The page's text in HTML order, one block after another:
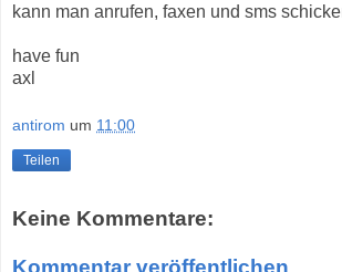
kann man anrufen, faxen und sms
have fun
axl
antirom um 11:00
Teilen
Keine Kommentare:
Kommentar veröffentlichen